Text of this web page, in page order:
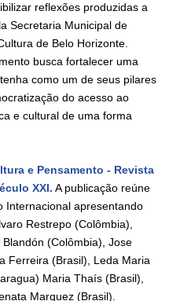
reflexões produzidas a
Secretaria Municipal de
de Belo Horizonte.
busca fortalecer uma
como um de seus pilares
do acesso ao
e cultural de uma forma
e Pensamento - Revista
XXI. A publicação reúne
Internacional apresentando
Restrepo (Colômbia),
(Colômbia), Jose
Ferreira (Brasil), Leda Maria
Maria Thaís (Brasil),
Marquez (Brasil).